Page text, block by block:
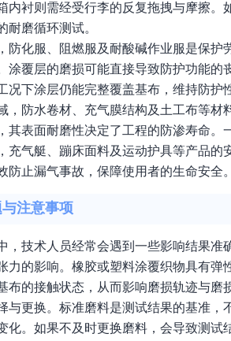
内衬则需经受行李的反复拖拽与摩擦
耐磨循环测试。
防化服、阻燃服及耐酸碱作业服是保
涂覆层的磨损可能直接导致防护功能
况下涂层仍能完整覆盖基布，维持防护
，防水卷材、充气膜结构及土工布等
其表面耐磨性决定了工程的防渗寿命。
充气艇、蹦床面料及运动护具等产品
防止漏气事故，保障使用者的生命安全。
注意事项
，技术人员经常会遇到一些影响结果准
力的影响。橡胶或塑料涂覆织物具有
布的接触状态，从而影响磨损轨迹与磨
与更换。标准磨料是测试结果的基准
化。如果不及时更换磨料，会导致测